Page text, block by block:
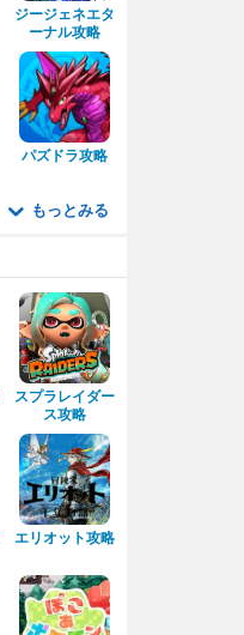
ジージェネエタ
ーナル攻略
パズドラ攻略
もっとみる
スプラレイダー
ス攻略
エリオット攻略